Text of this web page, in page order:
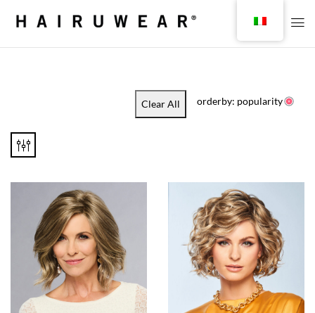
Clear All orderby: popularity